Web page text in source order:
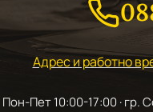
Адрес и работно
Пон-Пет 10:00-17:00 ·